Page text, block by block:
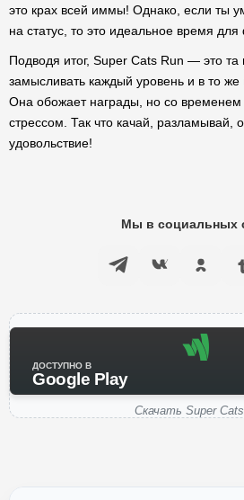
это крах всей иммы! Однако, если ты
на статус, то это идеальное время
Подводя итог, Super Cats Run — это
замысливать каждый уровень и в то же
Она обожает награды, но со временем
стрессом. Так что качай, разламывай,
удовольствие!
Мы в социальных
ДОСТУПНО В
Google Play
Скачать Super